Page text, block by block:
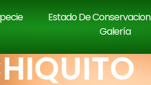
Estado De Conservacion
Galería